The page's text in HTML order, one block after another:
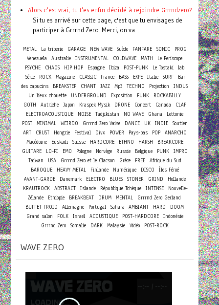
Alors c'est vrai, tu t'es enfin décidé à rejoindre Grrrndzero?
Si tu es arrivé sur cette page, c'est que tu envisages de
participer à Grrrnd Zero. Merci, on va...
METAL La triperie GARAGE NEW WAVE Suède FANFARE SONIC
PROG
Venezuela
Australie INSTRUMENTAL COLDWAVE MATH
Le Periscope
PSYCHE
CHAOS HIP HOP Espagne Ibiza POST-PUNK Le Tostaki lab
Série
ROCK Magazine CLASSIC France BASS EXPE Italie SURF
Bar
des capucins
BREAKSTEP CHANT JAZZ Mp3 TECHNO Projection
INDUS
Un lieux chouette
UNDERGROUND Exposition FUNK
ROCKABILLY
GOTH
Autriche Japon Kraspek Mysik DRONE Concert Canada
CLAP
ELECTROACOUSTIQUE
NOISE Tadjikistan NO WAVE Ghana
Lettonie
POST
MINIMAL WEIRDO Grrrnd Zero Vaise DANCE UK INDIE
Soutien
ART
CRUST Hongrie Festival Divx POWER Pays-bas POP
ANARCHO
Macédoine
Euskadi Suisse HARDCORE ETHNO HARSH
BREAKCORE
GUITARE
LO-FI EMO Pologne Norvège Russie Belgique PUNK
IMPRO
Taiwan
USA Grrrnd Zero et le Clacson Grèce FREE
Afrique du Sud
BAROQUE
HEAVY METAL Finlande Numérique DISCO
Îles Féroé
AVANT-GARDE
Danemark ELECTRO BLUES STONER GRIND
Hollande
KRAUTROCK
ABSTRACT Islande République Tchèque INTENSE
Nouvelle-
Zélande
Ethiopie BREAKBEAT DRUM MENTAL
Grrrnd Zero Gerland
BUFFET FROID
Allemagne Portugal Sahara AMBIANT HARD
DOOM
Grand salon
FOLK Israel ACOUSTIQUE POST-HARDCORE
Indonésie
Grrrnd Zero
Somalie DARK Malaysie Vidéo POST-ROCK
WAVE ZERO